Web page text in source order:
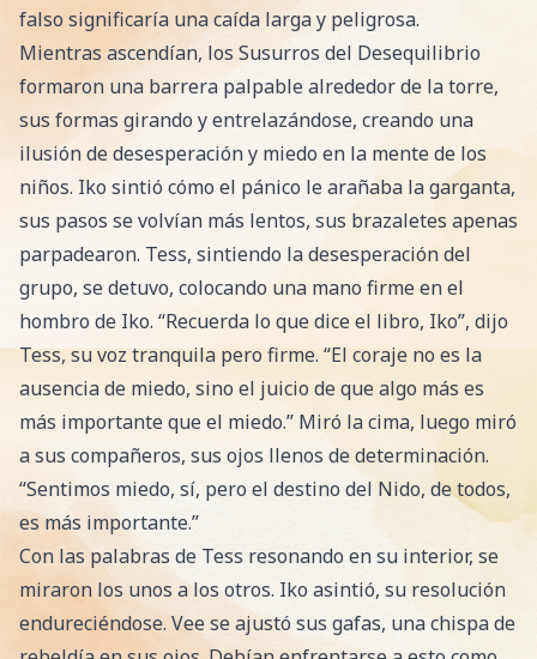
falso significaría una caída larga y peligrosa.
Mientras ascendían, los Susurros del Desequilibrio
formaron una barrera palpable alrededor de la torre,
sus formas girando y entrelazándose, creando una
ilusión de desesperación y miedo en la mente de los
niños. Iko sintió cómo el pánico le arañaba la garganta,
sus pasos se volvían más lentos, sus brazaletes apenas
parpadearon. Tess, sintiendo la desesperación del
grupo, se detuvo, colocando una mano firme en el
hombro de Iko. “Recuerda lo que dice el libro, Iko”, dijo
Tess, su voz tranquila pero firme. “El coraje no es la
ausencia de miedo, sino el juicio de que algo más es
más importante que el miedo.” Miró la cima, luego miró
a sus compañeros, sus ojos llenos de determinación.
“Sentimos miedo, sí, pero el destino del Nido, de todos,
es más importante.”
Con las palabras de Tess resonando en su interior, se
miraron los unos a los otros. Iko asintió, su resolución
endureciéndose. Vee se ajustó sus gafas, una chispa de